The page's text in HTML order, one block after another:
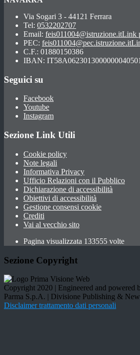
Via Sogari 3 - 44121 Ferrara
Tel: 0532202707
Email: feis011004@istruzione.itLink
PEC: feis011004@pec.istruzione.it
C.F.: 01880150386
IBAN:
Seguici su
Facebook
Youtube
Instagram
Sezione Link Utili
Cookie policy
Note legali
Informativa Privacy
Ufficio Relazioni con il Pubblico
Dichiarazione di accessibilità
Obiettivi di accessibilità
Gestione consensi cookie
Crediti
Vai al vecchio sito
Pagina visualizzata 133555 volte
Sezione Copyright
Copyright 2020 | Engineered and powered
Parma S.p.A. | Divisione Publishing &
Disclaimer trattamento dati personali